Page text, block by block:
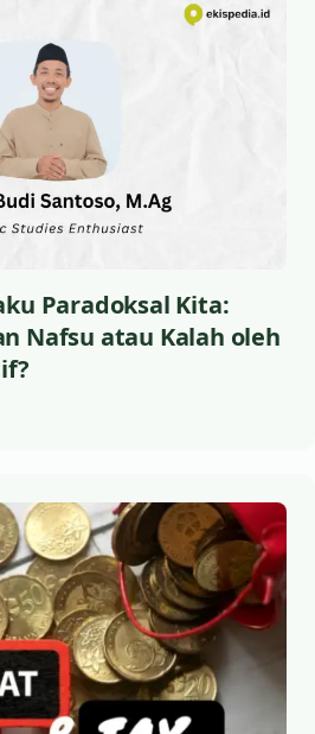
Paradoksal Kita:
Nafsu atau Kalah oleh